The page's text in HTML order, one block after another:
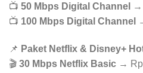
📺 50 Mbps Digital Channel →
📺 100 Mbps Digital Channel
📌 Paket Netflix & Disney+
🎬 30 Mbps Netflix Basic → Rp